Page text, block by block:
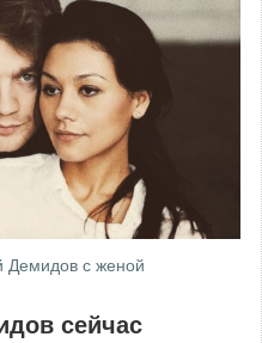
Демидов с женой
сейчас